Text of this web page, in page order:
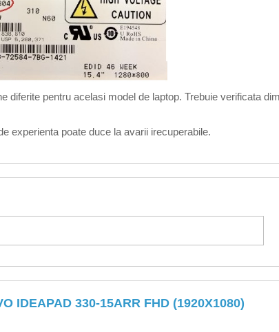
diferite pentru acelasi model de laptop. Trebuie verificata
experienta poate duce la avarii irecuperabile.
IDEAPAD 330-15ARR FHD (1920X1080)